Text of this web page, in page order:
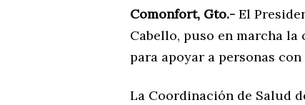
Comonfort, Gto.- El
Cabello, puso en marcha la
para apoyar a personas
La Coordinación de Salud